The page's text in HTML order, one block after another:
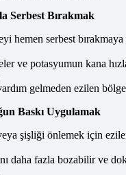
Serbest Bırakmak
hemen serbest bırakmaya
ve potasyumun kana
gelmeden ezilen
Baskı Uygulamak
şişliği önlemek için
daha fazla bozabilir ve